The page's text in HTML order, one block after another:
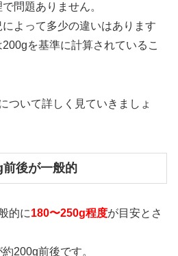
問題ありません。
よって多少の違いはあります
を基準に計算されているこ
ついて詳しく見ていきましょ
後が一般的
的に180〜250g程度が目安とさ
200g前後です。